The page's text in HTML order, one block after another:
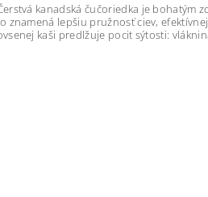
kanadská čučoriedka je bohatým
znamená lepšiu pružnosť ciev,
kaši predlžuje pocit sýtosti: